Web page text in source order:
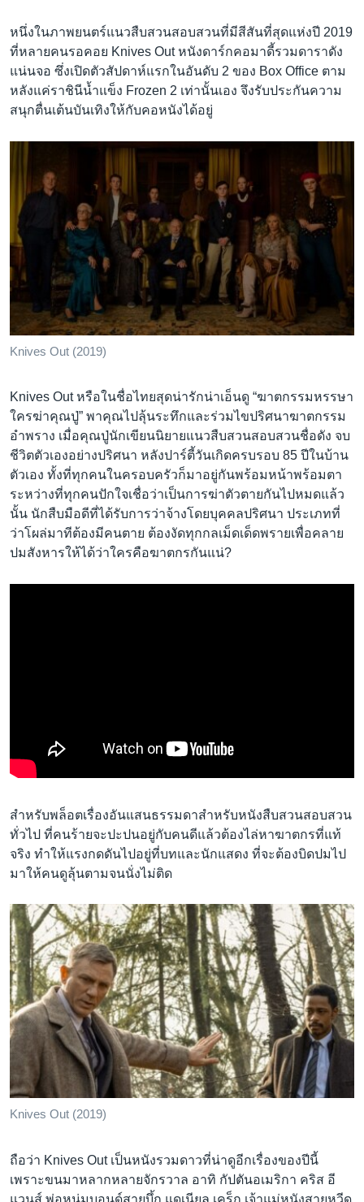
หนึ่งในภาพยนตร์แนวสืบสวนสอบสวนที่มีสีสันที่สุดแห่งปี 2019
ที่หลายคนรอคอย Knives Out หนังดาร์กคอมาดี้รวมดาราดัง
แน่นจอ ซึ่งเปิดตัวสัปดาห์แรกในอันดับ 2 ของ Box Office ตาม
หลังแค่ราชินีน้ำแข็ง Frozen 2 เท่านั้นเอง จึงรับประกันความ
สนุกตื่นเต้นบันเทิงให้กับคอหนังได้อยู่
Knives Out (2019)
Knives Out หรือในชื่อไทยสุดน่ารักน่าเอ็นดู “ฆาตกรรมหรรษา
ใครฆ่าคุณปู่” พาคุณไปลุ้นระทึกและร่วมไขปริศนาฆาตกรรม
อำพราง เมื่อคุณปู่นักเขียนนิยายแนวสืบสวนสอบสวนชื่อดัง จบ
ชีวิตตัวเองอย่างปริศนา หลังปาร์ตี้วันเกิดครบรอบ 85 ปีในบ้าน
ตัวเอง ทั้งที่ทุกคนในครอบครัวก็มาอยู่กันพร้อมหน้าพร้อมตา
ระหว่างที่ทุกคนปักใจเชื่อว่าเป็นการฆ่าตัวตายกันไปหมดแล้ว
นั้น นักสืบมือดีที่ได้รับการว่าจ้างโดยบุคคลปริศนา ประเภทที่
ว่าโผล่มาทีต้องมีคนตาย ต้องงัดทุกกลเม็ดเด็ดพรายเพื่อคลาย
ปมสังหารให้ได้ว่าใครคือฆาตกรกันแน่?
สำหรับพล็อตเรื่องอันแสนธรรมดาสำหรับหนังสืบสวนสอบสวน
ทั่วไป ที่คนร้ายจะปะปนอยู่กับคนดีแล้วต้องไล่หาฆาตกรที่แท้
จริง ทำให้แรงกดดันไปอยู่ที่บทและนักแสดง ที่จะต้องบิดปมไป
มาให้คนดูลุ้นตามจนนั่งไม่ติด
Knives Out (2019)
ถือว่า Knives Out เป็นหนังรวมดาวที่น่าดูอีกเรื่องของปีนี้
เพราะขนมาหลากหลายจักรวาล อาทิ กัปตันอเมริกา คริส อี
แวนส์ พ่อหนุ่มบอนด์สายบึ้ก แดเนียล เคร็ก เจ้าแม่หนังสายหวีด